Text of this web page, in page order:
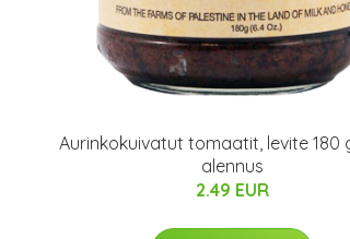
Aurinkokuivatut tomaatit, levite 180
alennus
2.49 EUR